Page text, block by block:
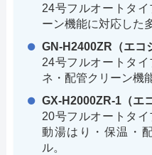
24号フルオートタ
ーン機能に対応した
GN-H2400ZR（エコ
24号フルオートタ
ネ・配管クリーン機
GX-H2000ZR-1（エ
20号フルオートタ
動湯はり・保温・
ル。